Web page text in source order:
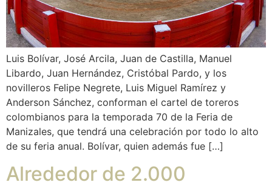
Luis Bolívar, José Arcila, Juan de Castilla, Manuel
Libardo, Juan Hernández, Cristóbal Pardo, y los
novilleros Felipe Negrete, Luis Miguel Ramírez y
Anderson Sánchez, conforman el cartel de toreros
colombianos para la temporada 70 de la Feria de
Manizales, que tendrá una celebración por todo lo alto
de su feria anual. Bolívar, quien además fue […]
Alrededor de 2.000